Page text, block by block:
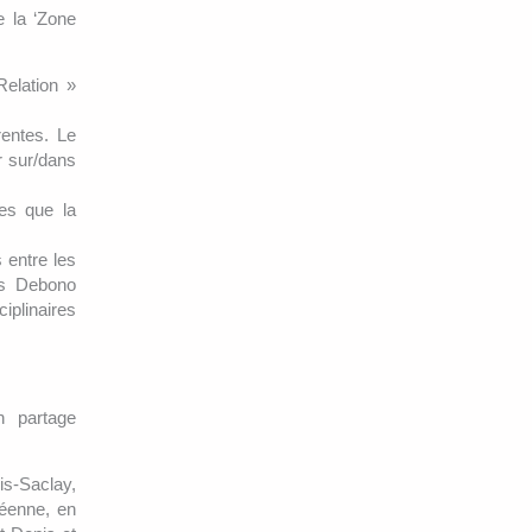
la ‘Zone
»
Le
sur/dans
que la
entre les
Debono
partage
Saclay,
en